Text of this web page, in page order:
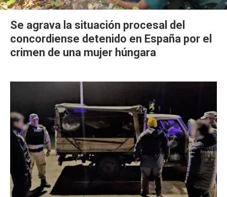
Se agrava la situación procesal del
concordiense detenido en España por el
crimen de una mujer húngara